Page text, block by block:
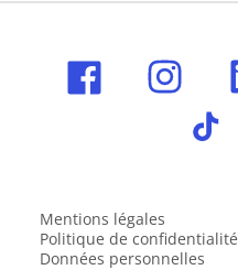
Mentions légales
Politique de confidentialité
Données personnelles